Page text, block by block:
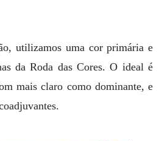
utilizamos uma cor primária e
da Roda das Cores. O ideal é
mais claro como dominante, e